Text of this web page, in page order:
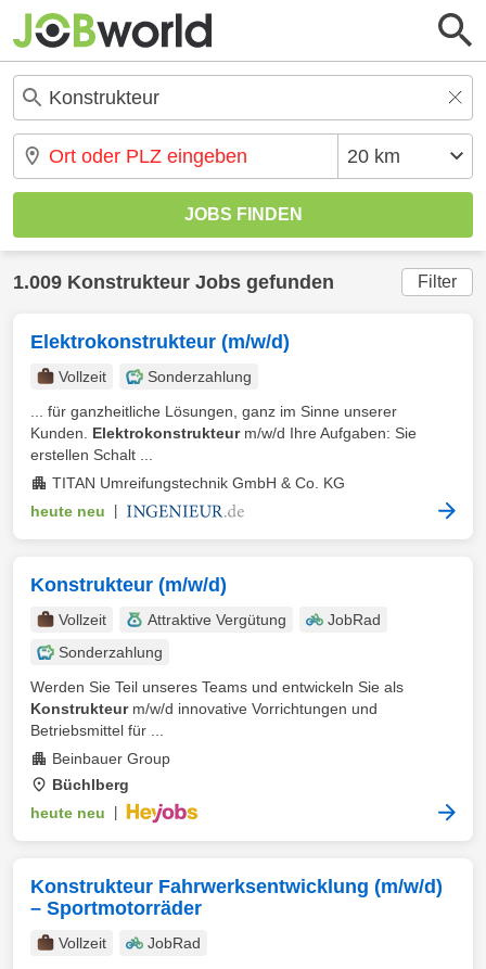
1.009 Konstrukteur Jobs gefunden Filter
Elektrokonstrukteur (m/w/d)
Vollzeit
Sonderzahlung
... für ganzheitliche Lösungen, ganz im Sinne unserer
Kunden. Elektrokonstrukteurm/w/d Ihre Aufgaben: Sie
erstellen Schalt ...
TITAN Umreifungstechnik GmbH & Co. KG
heute neu
Konstrukteur (m/w/d)
Vollzeit Attraktive Vergütung
JobRad
Sonderzahlung
Werden Sie Teil unseres Teams und entwickeln Sie als
Konstrukteurm/w/d innovative Vorrichtungen und
Betriebsmittel für ...
Beinbauer Group
Büchlberg
heute neu
Konstrukteur Fahrwerksentwicklung (m/w/d)
– Sportmotorräder
Vollzeit
JobRad